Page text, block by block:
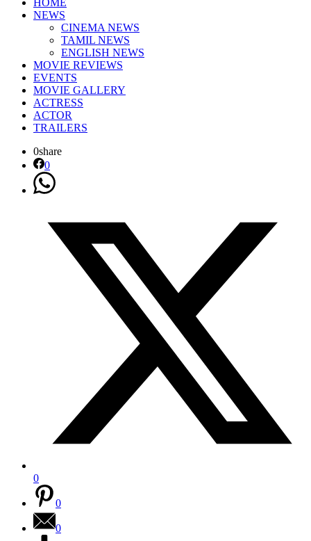
HOME
NEWS
CINEMA NEWS
TAMIL NEWS
ENGLISH NEWS
MOVIE REVIEWS
EVENTS
MOVIE GALLERY
ACTRESS
ACTOR
TRAILERS
0share
0
0
0
0